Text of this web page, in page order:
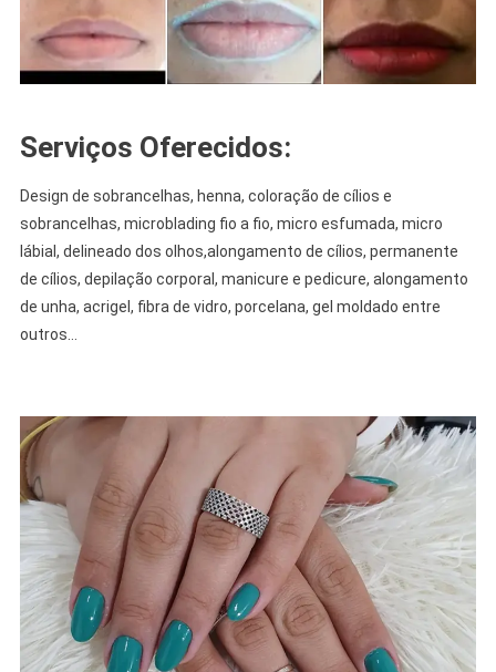
Serviços Oferecidos:
Design de sobrancelhas, henna, coloração de cílios e
sobrancelhas, microblading fio a fio, micro esfumada, micro
lábial, delineado dos olhos,alongamento de cílios, permanente
de cílios, depilação corporal, manicure e pedicure, alongamento
de unha, acrigel, fibra de vidro, porcelana, gel moldado entre
outros…